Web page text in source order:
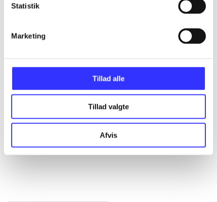
Statistik
Marketing
Tillad alle
Tillad valgte
Afvis